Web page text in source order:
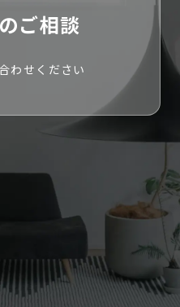
ご相談
わせください